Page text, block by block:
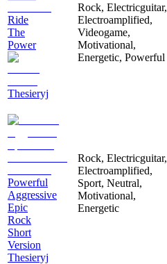
Ride
The
Power
Thesieryj
Rock, Electricguitar,
Electroamplified,
Videogame,
Motivational,
Energetic, Powerful
Powerful
Aggressive
Epic
Rock
Short
Version
Thesieryj
Rock, Electricguitar,
Electroamplified,
Sport, Neutral,
Motivational,
Energetic